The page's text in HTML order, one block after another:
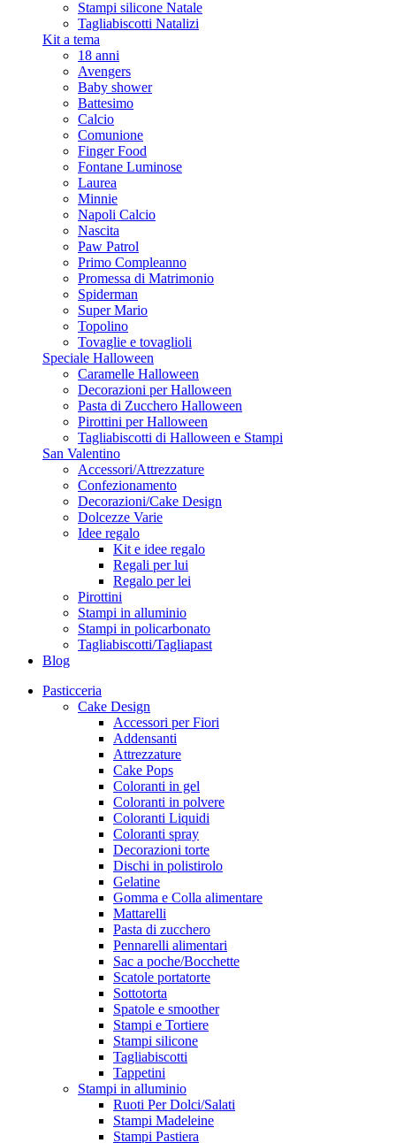
Stampi silicone Natale
Tagliabiscotti Natalizi
Kit a tema
18 anni
Avengers
Baby shower
Battesimo
Calcio
Comunione
Finger Food
Fontane Luminose
Laurea
Minnie
Napoli Calcio
Nascita
Paw Patrol
Primo Compleanno
Promessa di Matrimonio
Spiderman
Super Mario
Topolino
Tovaglie e tovaglioli
Speciale Halloween
Caramelle Halloween
Decorazioni per Halloween
Pasta di Zucchero Halloween
Pirottini per Halloween
Tagliabiscotti di Halloween e Stampi
San Valentino
Accessori/Attrezzature
Confezionamento
Decorazioni/Cake Design
Dolcezze Varie
Idee regalo
Kit e idee regalo
Regali per lui
Regalo per lei
Pirottini
Stampi in alluminio
Stampi in policarbonato
Tagliabiscotti/Tagliapast
Blog
Pasticceria
Cake Design
Accessori per Fiori
Addensanti
Attrezzature
Cake Pops
Coloranti in gel
Coloranti in polvere
Coloranti Liquidi
Coloranti spray
Decorazioni torte
Dischi in polistirolo
Gelatine
Gomma e Colla alimentare
Mattarelli
Pasta di zucchero
Pennarelli alimentari
Sac a poche/Bocchette
Scatole portatorte
Sottotorta
Spatole e smoother
Stampi e Tortiere
Stampi silicone
Tagliabiscotti
Tappetini
Stampi in alluminio
Ruoti Per Dolci/Salati
Stampi Madeleine
Stampi Pastiera